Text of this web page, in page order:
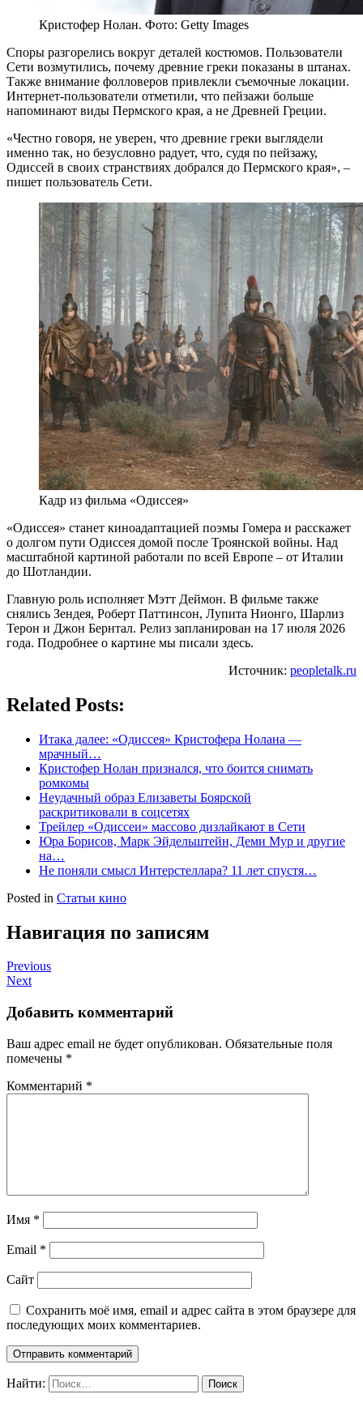
Кристофер Нолан. Фото: Getty Images
Споры разгорелись вокруг деталей костюмов. Пользователи
Сети возмутились, почему древние греки показаны в штанах.
Также внимание фолловеров привлекли съемочные локации.
Интернет-пользователи отметили, что пейзажи больше
напоминают виды Пермского края, а не Древней Греции.
«Честно говоря, не уверен, что древние греки выглядели
именно так, но безусловно радует, что, судя по пейзажу,
Одиссей в своих странствиях добрался до Пермского края», –
пишет пользователь Сети.
Кадр из фильма «Одиссея»
«Одиссея» станет киноадаптацией поэмы Гомера и расскажет
о долгом пути Одиссея домой после Троянской войны. Над
масштабной картиной работали по всей Европе – от Италии
до Шотландии.
Главную роль исполняет Мэтт Деймон. В фильме также
снялись Зендея, Роберт Паттинсон, Лупита Нионго, Шарлиз
Терон и Джон Бернтал. Релиз запланирован на 17 июля 2026
года. Подробнее о картине мы писали здесь.
Источник: peopletalk.ru
Related Posts:
Итака далее: «Одиссея» Кристофера Нолана —
мрачный…
Кристофер Нолан признался, что боится снимать
ромкомы
Неудачный образ Елизаветы Боярской
раскритиковали в соцсетях
Трейлер «Одиссеи» массово дизлайкают в Сети
Юра Борисов, Марк Эйдельштейн, Деми Мур и другие
на…
Не поняли смысл Интерстеллара? 11 лет спустя…
Posted in Статьи кино
Навигация по записям
Previous
Next
Добавить комментарий
Ваш адрес email не будет опубликован. Обязательные поля
помечены *
Комментарий *
Имя *
Email *
Сайт
Сохранить моё имя, email и адрес сайта в этом браузере для
последующих моих комментариев.
Найти: